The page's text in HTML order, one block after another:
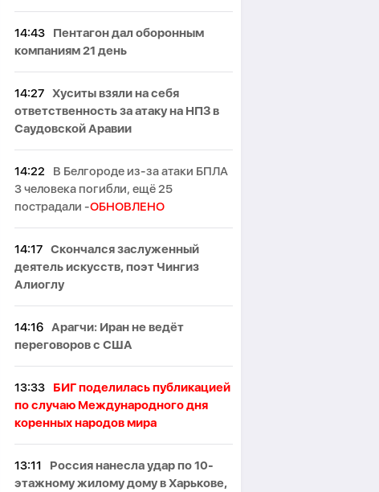
14:43
Пентагон дал оборонным
компаниям 21 день
14:27 Хуситы взяли на себя
ответственность за атаку на НПЗ в
Саудовской Аравии
14:22
В Белгороде из-за атаки БПЛА
3 человека погибли, ещё 25
пострадали -ОБНОВЛЕНО
14:17 Скончался заслуженный
деятель искусств, поэт Чингиз
Алиоглу
14:16 Арагчи: Иран не ведёт
переговоров с США
13:33
БИГ поделилась публикацией
по случаю Международного дня
коренных народов мира
13:11
Россия нанесла удар по 10-
этажному жилому дому в Харькове,